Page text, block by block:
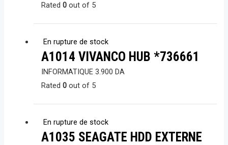
Rated 0out of 5
En rupture de stock
A1014 VIVANCO HUB *736661
INFORMATIQUE 3.900 DA
Rated 0out of 5
En rupture de stock
A1035 SEAGATE HDD EXTERNE